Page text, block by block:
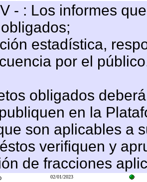
- : Los informes
estadística,
por el
obligados
en la
son aplicables a
verifiquen y
de fracciones
02/01/2023